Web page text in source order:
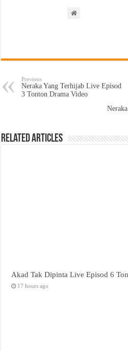
Previous
Neraka Yang Terhijab Live Episod
3 Tonton Drama Video
Related Articles
Akad Tak Dipinta Live Episod 6
17 hours ago